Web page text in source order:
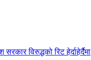
विरुद्धको रिट हेर्दाहेर्दैमा